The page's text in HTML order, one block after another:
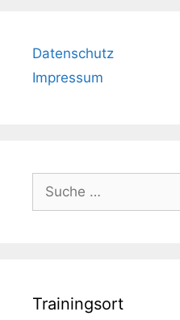
Datenschutz
Impressum
nach:
Trainingsort